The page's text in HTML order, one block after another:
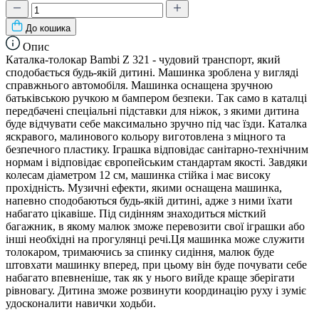
До кошика
Опис
Каталка-толокар Bambi Z 321 - чудовий транспорт, який
сподобається будь-якій дитині. Машинка зроблена у вигляді
справжнього автомобіля. Машинка оснащена зручною
батьківською ручкою м бампером безпеки. Так само в каталці
передбачені спеціальні підставки для ніжок, з якими дитина
буде відчувати себе максимально зручно під час їзди. Каталка
яскравого, малинового кольору виготовлена з міцного та
безпечного пластику. Іграшка відповідає санітарно-технічним
нормам і відповідає європейським стандартам якості. Завдяки
колесам діаметром 12 см, машинка стійка і має високу
прохідність. Музичні ефекти, якими оснащена машинка,
напевно сподобаються будь-якій дитині, адже з ними їхати
набагато цікавіше. Під сидінням знаходиться місткий
багажник, в якому малюк зможе перевозити свої іграшки або
інші необхідні на прогулянці речі.Ця машинка може служити
толокаром, тримаючись за спинку сидіння, малюк буде
штовхати машинку вперед, при цьому він буде почувати себе
набагато впевненіше, так як у нього вийде краще зберігати
рівновагу. Дитина зможе розвинути координацію руху і зуміє
удосконалити навички ходьби.